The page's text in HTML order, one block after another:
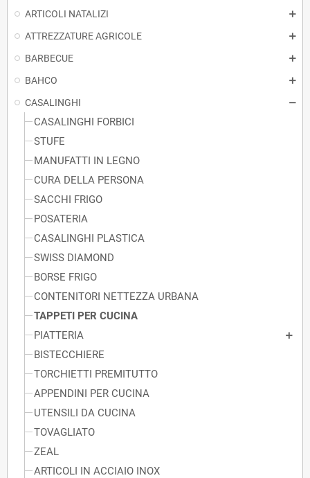
ARTICOLI NATALIZI
ATTREZZATURE AGRICOLE
BARBECUE
BAHCO
CASALINGHI
CASALINGHI FORBICI
STUFE
MANUFATTI IN LEGNO
CURA DELLA PERSONA
SACCHI FRIGO
POSATERIA
CASALINGHI PLASTICA
SWISS DIAMOND
BORSE FRIGO
CONTENITORI NETTEZZA URBANA
TAPPETI PER CUCINA
PIATTERIA
BISTECCHIERE
TORCHIETTI PREMITUTTO
APPENDINI PER CUCINA
UTENSILI DA CUCINA
TOVAGLIATO
ZEAL
ARTICOLI IN ACCIAIO INOX